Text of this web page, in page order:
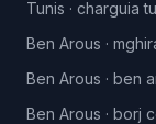
Tunis · charguia
Ben Arous ·
Ben Arous · ben
Ben Arous · borj